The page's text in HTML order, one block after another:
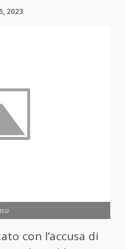
2023
con l’accusa di